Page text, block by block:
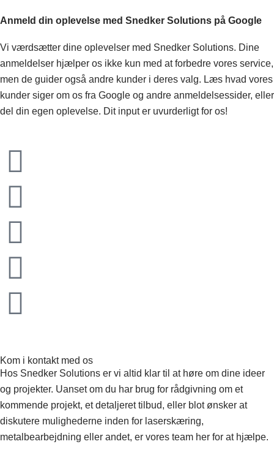
Anmeld din oplevelse med Snedker Solutions på Google
Vi værdsætter dine oplevelser med Snedker Solutions. Dine
anmeldelser hjælper os ikke kun med at forbedre vores service,
men de guider også andre kunder i deres valg. Læs hvad vores
kunder siger om os fra Google og andre anmeldelsessider, eller
del din egen oplevelse. Dit input er uvurderligt for os!
Kom i kontakt med os
Hos Snedker Solutions er vi altid klar til at høre om dine ideer
og projekter. Uanset om du har brug for rådgivning om et
kommende projekt, et detaljeret tilbud, eller blot ønsker at
diskutere mulighederne inden for laserskæring,
metalbearbejdning eller andet, er vores team her for at hjælpe.